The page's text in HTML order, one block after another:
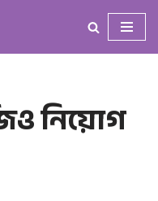
নিয়োগ